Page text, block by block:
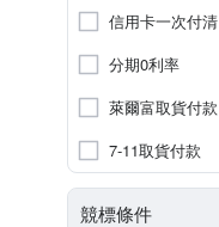
信用卡一次付清
分期0利率
萊爾富取貨付款
7-11取貨付款
競標條件